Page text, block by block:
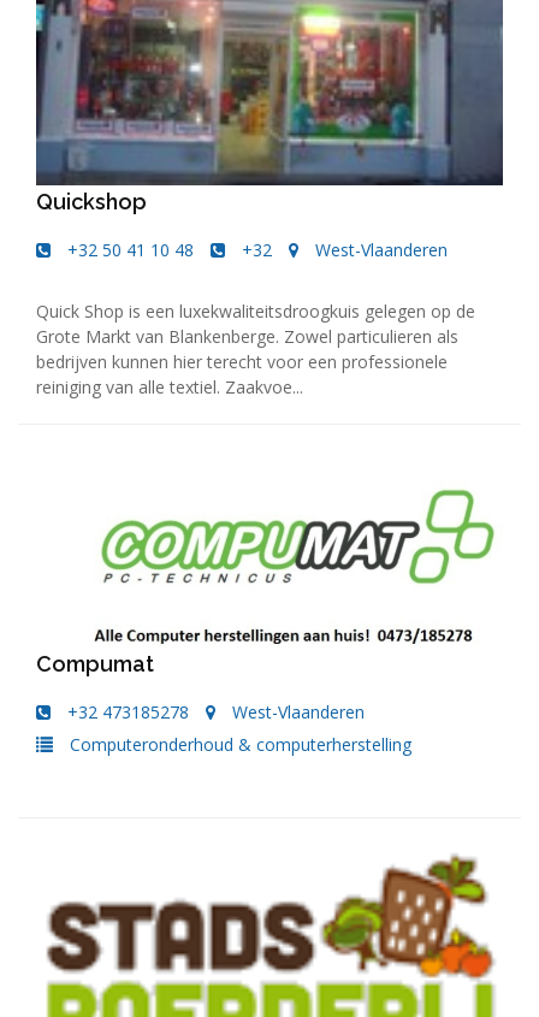
Quickshop
+32 50 41 10 48 +32 West-Vlaanderen
Quick Shop is een luxekwaliteitsdroogkuis gelegen op de
Grote Markt van Blankenberge. Zowel particulieren als
bedrijven kunnen hier terecht voor een professionele
reiniging van alle textiel. Zaakvoe...
Compumat
+32 473185278
West-Vlaanderen
Computeronderhoud & computerherstelling